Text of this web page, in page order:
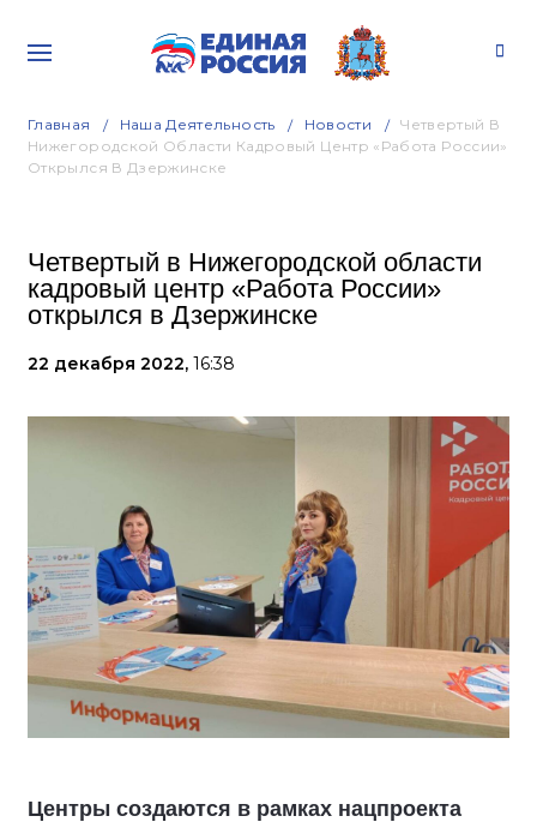
Главная Наша Деятельность Новости
Четвертый В
Нижегородской Области Кадровый Центр «Работа России»
Открылся В Дзержинске
Четвертый в Нижегородской области
кадровый центр «Работа России»
открылся в Дзержинске
22 декабря 2022, 16:38
Центры создаются в рамках нацпроекта